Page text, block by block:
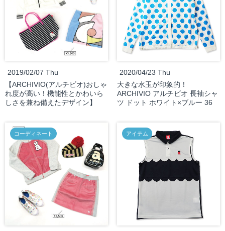
2019/02/07 Thu
【ARCHIVIO(アルチビオ)おしゃ
れ度が高い！機能性とかわいら
しさを兼ね備えたデザイン】
2020/04/23 Thu
大きな水玉が印象的！
ARCHIVIO アルチビオ 長袖シャ
ツ ドット ホワイト×ブルー 36
コーディネート アイテム